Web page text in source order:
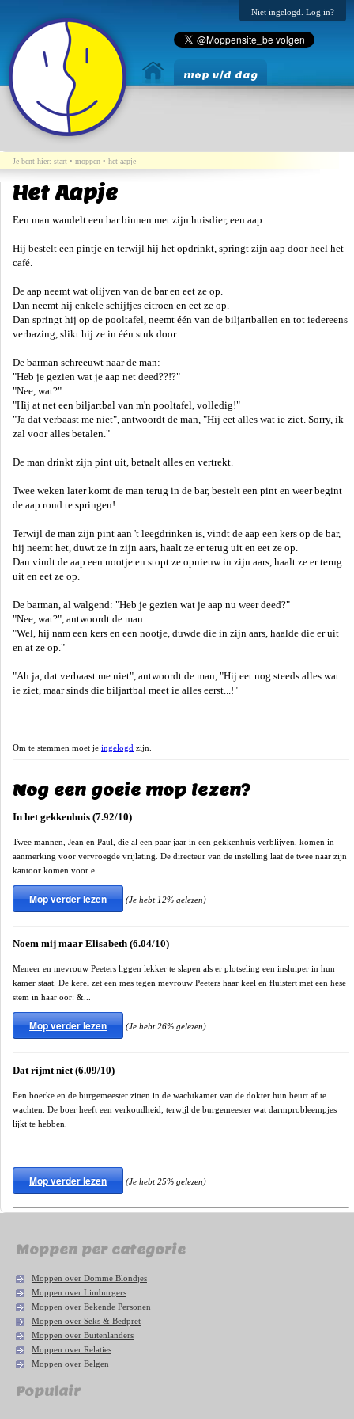
Niet ingelogd. Log in?
mop v/d dag
Je bent hier: start • moppen • het aapje
Het Aapje
Een man wandelt een bar binnen met zijn huisdier, een aap.
Hij bestelt een pintje en terwijl hij het opdrinkt, springt zijn aap door heel het
café.
De aap neemt wat olijven van de bar en eet ze op.
Dan neemt hij enkele schijfjes citroen en eet ze op.
Dan springt hij op de pooltafel, neemt één van de biljartballen en tot iedereens
verbazing, slikt hij ze in één stuk door.
De barman schreeuwt naar de man:
"Heb je gezien wat je aap net deed??!?"
"Nee, wat?"
"Hij at net een biljartbal van m'n pooltafel, volledig!"
"Ja dat verbaast me niet", antwoordt de man, "Hij eet alles wat ie ziet. Sorry, ik
zal voor alles betalen."
De man drinkt zijn pint uit, betaalt alles en vertrekt.
Twee weken later komt de man terug in de bar, bestelt een pint en weer begint
de aap rond te springen!
Terwijl de man zijn pint aan 't leegdrinken is, vindt de aap een kers op de bar,
hij neemt het, duwt ze in zijn aars, haalt ze er terug uit en eet ze op.
Dan vindt de aap een nootje en stopt ze opnieuw in zijn aars, haalt ze er terug
uit en eet ze op.
De barman, al walgend: "Heb je gezien wat je aap nu weer deed?"
"Nee, wat?", antwoordt de man.
"Wel, hij nam een kers en een nootje, duwde die in zijn aars, haalde die er uit
en at ze op."
"Ah ja, dat verbaast me niet", antwoordt de man, "Hij eet nog steeds alles wat
ie ziet, maar sinds die biljartbal meet ie alles eerst...!"
Om te stemmen moet je ingelogd zijn.
Nog een goeie mop lezen?
In het gekkenhuis (7.92/10)
Twee mannen, Jean en Paul, die al een paar jaar in een gekkenhuis verblijven, komen in
aanmerking voor vervroegde vrijlating. De directeur van de instelling laat de twee naar zijn
kantoor komen voor e...
Mop verder lezen (Je hebt 12% gelezen)
Noem mij maar Elisabeth (6.04/10)
Meneer en mevrouw Peeters liggen lekker te slapen als er plotseling een insluiper in hun
kamer staat. De kerel zet een mes tegen mevrouw Peeters haar keel en fluistert met een hese
stem in haar oor: &...
Mop verder lezen (Je hebt 26% gelezen)
Dat rijmt niet (6.09/10)
Een boerke en de burgemeester zitten in de wachtkamer van de dokter hun beurt af te
wachten. De boer heeft een verkoudheid, terwijl de burgemeester wat darmprobleempjes
lijkt te hebben.
Mop verder lezen (Je hebt 25% gelezen)
Moppen per categorie
Moppen over Domme Blondjes
Moppen over Limburgers
Moppen over Bekende Personen
Moppen over Seks & Bedpret
Moppen over Buitenlanders
Moppen over Relaties
Moppen over Belgen
Populair